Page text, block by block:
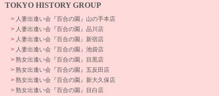
TOKYO HISTORY GROUP
> 人妻出逢い会『百合の園』山の手本店
> 人妻出逢い会『百合の園』品川店
> 人妻出逢い会『百合の園』新宿店
> 人妻出逢い会『百合の園』池袋店
> 熟女出逢い会『百合の園』目黒店
> 熟女出逢い会『百合の園』五反田店
> 熟女出逢い会『百合の園』新大久保店
> 熟女出逢い会『百合の園』目白店